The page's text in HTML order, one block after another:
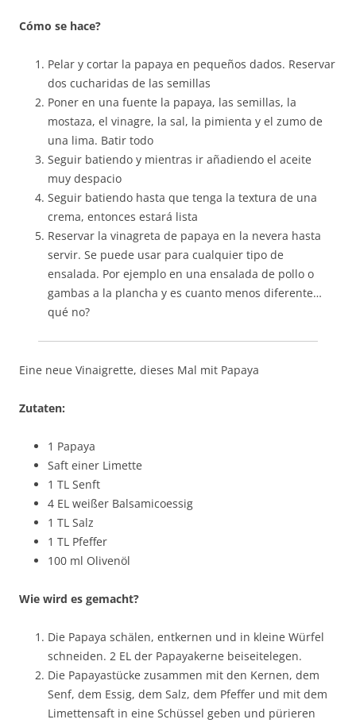
Cómo se hace?
Pelar y cortar la papaya en pequeños dados. Reservar
dos cucharidas de las semillas
Poner en una fuente la papaya, las semillas, la
mostaza, el vinagre, la sal, la pimienta y el zumo de
una lima. Batir todo
Seguir batiendo y mientras ir añadiendo el aceite
muy despacio
Seguir batiendo hasta que tenga la textura de una
crema, entonces estará lista
Reservar la vinagreta de papaya en la nevera hasta
servir. Se puede usar para cualquier tipo de
ensalada. Por ejemplo en una ensalada de pollo o
gambas a la plancha y es cuanto menos diferente…
qué no?
Eine neue Vinaigrette, dieses Mal mit Papaya
Zutaten:
1 Papaya
Saft einer Limette
1 TL Senft
4 EL weißer Balsamicoessig
1 TL Salz
1 TL Pfeffer
100 ml Olivenöl
Wie wird es gemacht?
Die Papaya schälen, entkernen und in kleine Würfel
schneiden. 2 EL der Papayakerne beiseitelegen.
Die Papayastücke zusammen mit den Kernen, dem
Senf, dem Essig, dem Salz, dem Pfeffer und mit dem
Limettensaft in eine Schüssel geben und pürieren